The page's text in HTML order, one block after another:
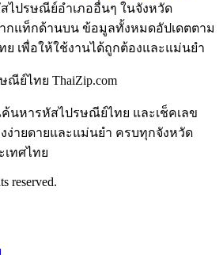
ไปรษณีย์อำเภออื่นๆ ในจังหวัด
กแท็กด้านบน ข้อมูลทั้งหมดอัปเดตตาม
เพื่อให้ใช้งานได้ถูกต้องและแม่นยำ
ThaiZip.com
ค้นหารหัสไปรษณีย์ไทย และเช็คเลข
ง่ายดายและแม่นยำ ครบทุกจังหวัด
เทศไทย
reserved.